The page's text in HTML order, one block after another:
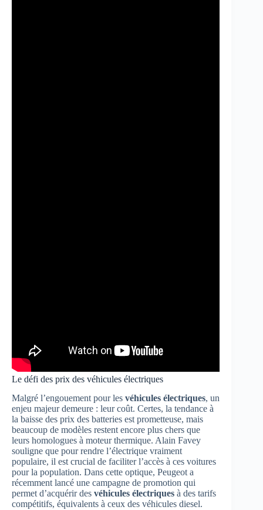
Le défi des prix des véhicules électriques
Malgré l’engouement pour les véhicules électriques, un
enjeu majeur demeure : leur coût. Certes, la tendance à
la baisse des prix des batteries est prometteuse, mais
beaucoup de modèles restent encore plus chers que
leurs homologues à moteur thermique. Alain Favey
souligne que pour rendre l’électrique vraiment
populaire, il est crucial de faciliter l’accès à ces voitures
pour la population. Dans cette optique, Peugeot a
récemment lancé une campagne de promotion qui
permet d’acquérir des véhicules électriques à des tarifs
compétitifs, équivalents à ceux des véhicules diesel.